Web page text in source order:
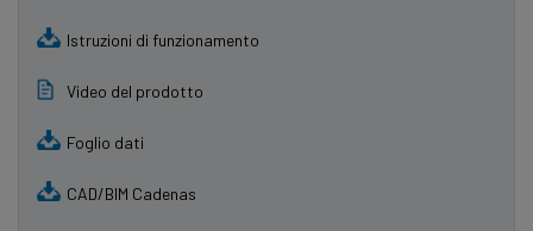
Istruzioni di funzionamento
Video del prodotto
Foglio dati
CAD/BIM Cadenas